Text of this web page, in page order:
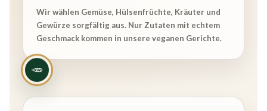
Wir wählen Gemüse, Hülsenfrüchte, Kräuter und
Gewürze sorgfältig aus. Nur Zutaten mit echtem
Geschmack kommen in unsere veganen Gerichte.
🥕